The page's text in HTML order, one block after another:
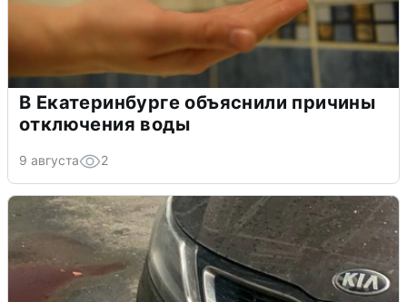
В Екатеринбурге объяснили причины
отключения воды
9 августа 2